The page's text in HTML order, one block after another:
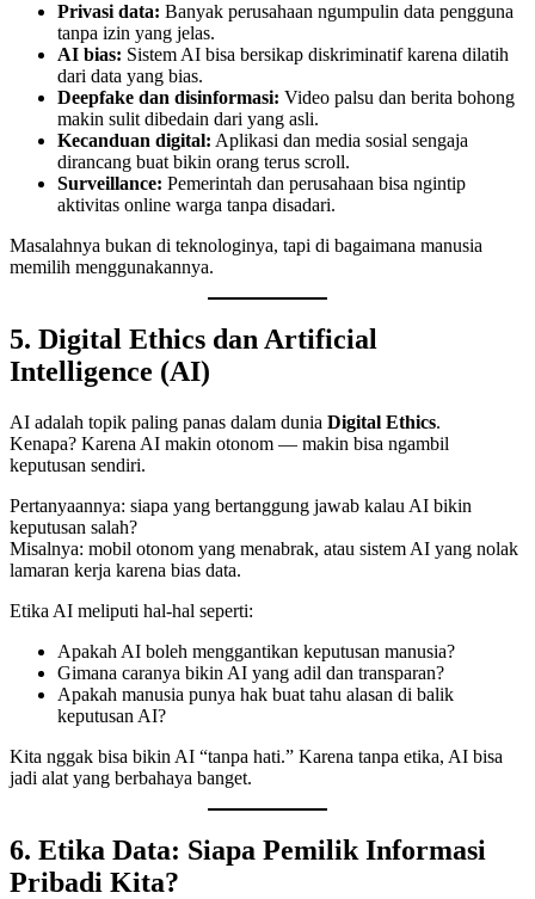
Privasi data: Banyak perusahaan ngumpulin data pengguna
tanpa izin yang jelas.
AI bias: Sistem AI bisa bersikap diskriminatif karena dilatih
dari data yang bias.
Deepfake dan disinformasi: Video palsu dan berita bohong
makin sulit dibedain dari yang asli.
Kecanduan digital: Aplikasi dan media sosial sengaja
dirancang buat bikin orang terus scroll.
Surveillance: Pemerintah dan perusahaan bisa ngintip
aktivitas online warga tanpa disadari.
Masalahnya bukan di teknologinya, tapi di bagaimana manusia
memilih menggunakannya.
5. Digital Ethics dan Artificial
Intelligence (AI)
AI adalah topik paling panas dalam dunia Digital Ethics.
Kenapa? Karena AI makin otonom — makin bisa ngambil
keputusan sendiri.
Pertanyaannya: siapa yang bertanggung jawab kalau AI bikin
keputusan salah?
Misalnya: mobil otonom yang menabrak, atau sistem AI yang nolak
lamaran kerja karena bias data.
Etika AI meliputi hal-hal seperti:
Apakah AI boleh menggantikan keputusan manusia?
Gimana caranya bikin AI yang adil dan transparan?
Apakah manusia punya hak buat tahu alasan di balik
keputusan AI?
Kita nggak bisa bikin AI “tanpa hati.” Karena tanpa etika, AI bisa
jadi alat yang berbahaya banget.
6. Etika Data: Siapa Pemilik Informasi
Pribadi Kita?